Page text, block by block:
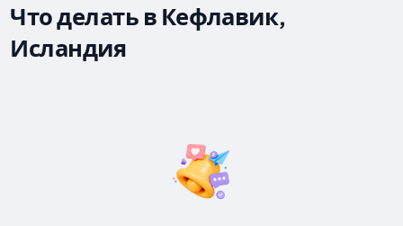
Что делать в Кефлавик,
Исландия